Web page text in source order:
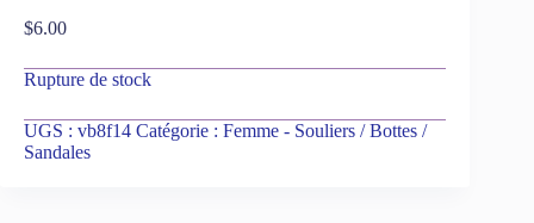
$6.00
Rupture de stock
UGS : vb8f14 Catégorie : Femme - Souliers / Bottes /
Sandales